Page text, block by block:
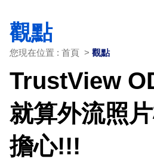
觀點
您現在位置 : 首頁 > 觀點
TrustView
就算外流照
擔心!!!